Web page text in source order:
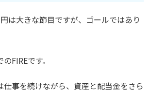
は大きな節目ですが、ゴールではあり
FIREです。
仕事を続けながら、資産と配当金をさら